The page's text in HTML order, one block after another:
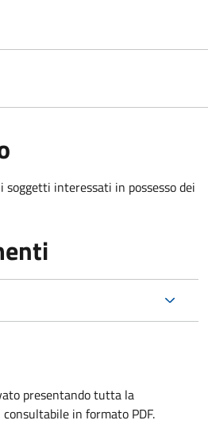
interessati in possesso dei
presentando tutta la
in formato PDF.